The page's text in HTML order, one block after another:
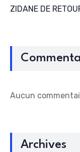
ZIDANE DE
Aucun
Archives